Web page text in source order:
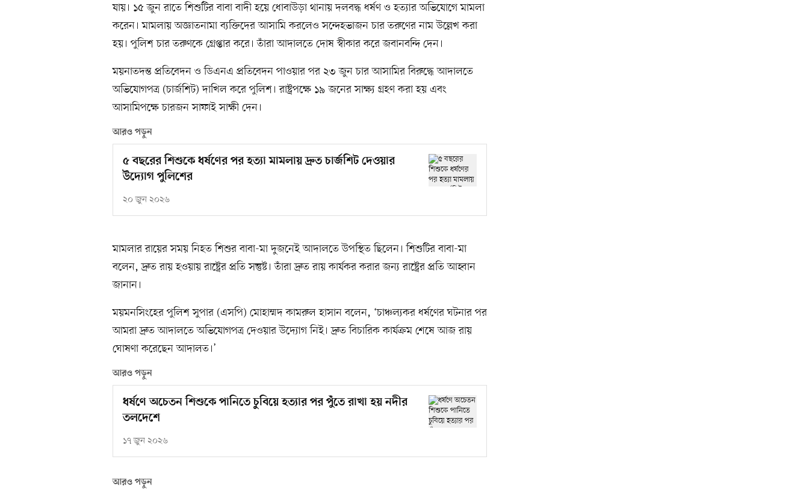
যায়। ১৫ জুন রাতে শিশুটির বাবা বাদী হয়ে ধোবাউড়া থানায় দলবদ্ধ ধর্ষণ ও হত্যার অভিযোগে মামলা
করেন। মামলায় অজ্ঞাতনামা ব্যক্তিদের আসামি করলেও সন্দেহভাজন চার তরুণের নাম উল্লেখ করা
হয়। পুলিশ চার তরুণকে গ্রেপ্তার করে। তাঁরা আদালতে দোষ স্বীকার করে জবানবন্দি দেন।
ময়নাতদন্ত প্রতিবেদন ও ডিএনএ প্রতিবেদন পাওয়ার পর ২৩ জুন চার আসামির বিরুদ্ধে আদালতে
অভিযোগপত্র (চার্জশিট) দাখিল করে পুলিশ। রাষ্ট্রপক্ষে ১৯ জনের সাক্ষ্য গ্রহণ করা হয় এবং
আসামিপক্ষে চারজন সাফাই সাক্ষী দেন।
আরও পড়ুন
৫ বছরের শিশুকে ধর্ষণের পর হত্যা মামলায় দ্রুত চার্জশিট দেওয়ার
উদ্যোগ পুলিশের
২০ জুন ২০২৬
মামলার রায়ের সময় নিহত শিশুর বাবা-মা দুজনেই আদালতে উপস্থিত ছিলেন। শিশুটির বাবা-মা
বলেন, দ্রুত রায় হওয়ায় রাষ্ট্রের প্রতি সন্তুষ্ট। তাঁরা দ্রুত রায় কার্যকর করার জন্য রাষ্ট্রের প্রতি আহ্বান
জানান।
ময়মনসিংহের পুলিশ সুপার (এসপি) মোহাম্মদ কামরুল হাসান বলেন, ‘চাঞ্চল্যকর ধর্ষণের ঘটনার পর
আমরা দ্রুত আদালতে অভিযোগপত্র দেওয়ার উদ্যোগ নিই। দ্রুত বিচারিক কার্যক্রম শেষে আজ রায়
ঘোষণা করেছেন আদালত।’
আরও পড়ুন
ধর্ষণে অচেতন শিশুকে পানিতে চুবিয়ে হত্যার পর পুঁতে রাখা হয় নদীর
তলদেশে
১৭ জুন ২০২৬
আরও পড়ুন